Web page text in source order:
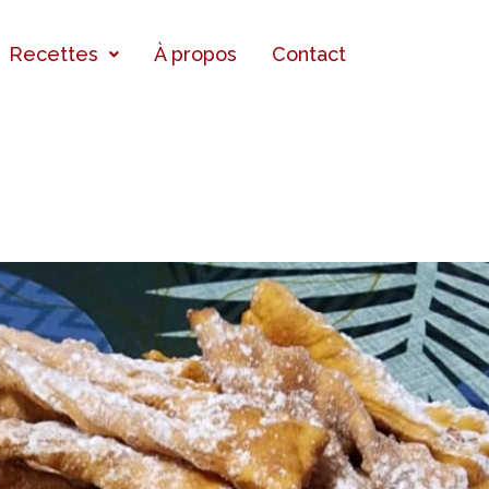
Recettes À propos Contact